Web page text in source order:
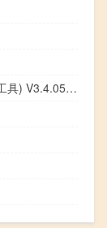
rattleCAD(自行车图纸设计工具) V3.4.05.0 免费版（rattleCAD(自行车图纸设计工具) V3.4.05.0 免费版功能简介）